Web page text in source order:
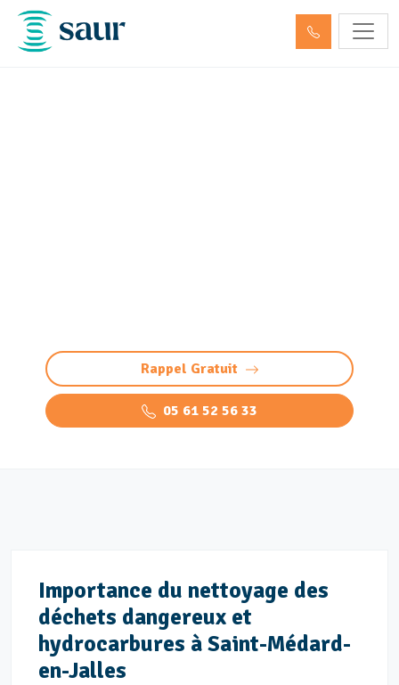
Rappel Gratuit
05 61 52 56 33
Importance du nettoyage des
déchets dangereux et
hydrocarbures à Saint-Médard-
en-Jalles